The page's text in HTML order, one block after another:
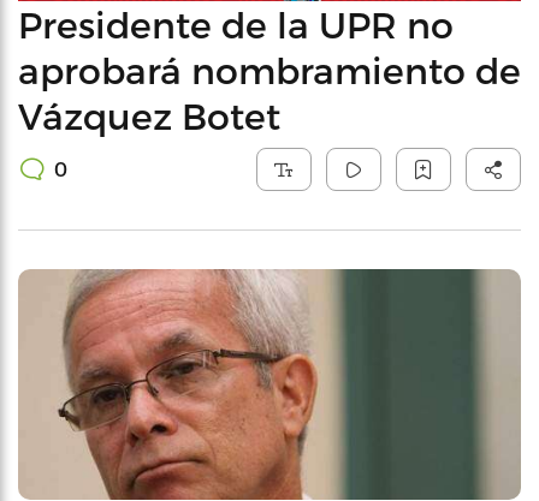
Presidente de la UPR no
aprobará nombramiento de
Vázquez Botet
0